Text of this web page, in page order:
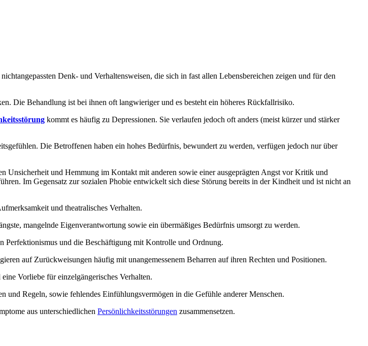
Denk- und Verhaltensweisen, die sich in fast allen Lebensbereichen zeigen und für den
Die Behandlung ist bei ihnen oft langwieriger und es besteht ein höheres Rückfallrisiko.
kommt es häufig zu Depressionen. Sie verlaufen jedoch oft anders (meist kürzer und stärker
Die Betroffenen haben ein hohes Bedürfnis, bewundert zu werden, verfügen jedoch nur über
Unsicherheit und Hemmung im Kontakt mit anderen sowie einer ausgeprägten Angst vor Kritik und
Im Gegensatz zur sozialen Phobie entwickelt sich diese Störung bereits in der Kindheit und ist nicht an
und theatralisches Verhalten.
mangelnde Eigenverantwortung sowie ein übermäßiges Bedürfnis umsorgt zu werden.
Perfektionismus und die Beschäftigung mit Kontrolle und Ordnung.
auf Zurückweisungen häufig mit unangemessenem Beharren auf ihren Rechten und Positionen.
Vorliebe für einzelgängerisches Verhalten.
und Regeln, sowie fehlendes Einfühlungsvermögen in die Gefühle anderer Menschen.
aus unterschiedlichen Persönlichkeitsstörungen zusammensetzen.